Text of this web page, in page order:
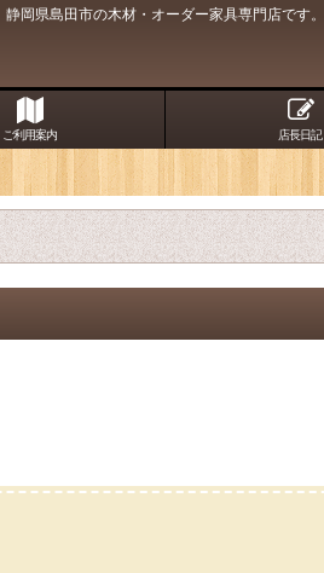
静岡県島田市の木材・オーダー家具専門店です。
ご利用案内 店長日記